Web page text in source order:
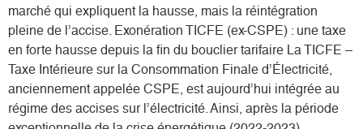
marché qui expliquent la hausse, mais la réintégration
pleine de l’accise. Exonération TICFE (ex-CSPE) : une taxe
en forte hausse depuis la fin du bouclier tarifaire La TICFE –
Taxe Intérieure sur la Consommation Finale d’Électricité,
anciennement appelée CSPE, est aujourd’hui intégrée au
régime des accises sur l’électricité. Ainsi, après la période